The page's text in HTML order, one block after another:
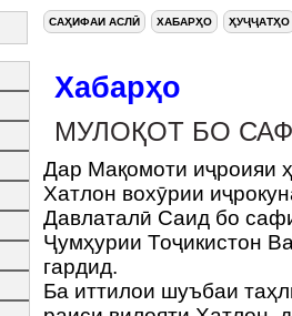
САҲИФАИ АСЛӢ ХАБАРҲО ҲУҶҶАТҲО
Хабарҳо
МУЛОҚОТ БО
Дар Мақомоти иҷроияи
Хатлон вохӯрии
Давлаталӣ Саид бо
Ҷумҳурии Тоҷикистон
гардид.
Ба иттилои шуъбаи